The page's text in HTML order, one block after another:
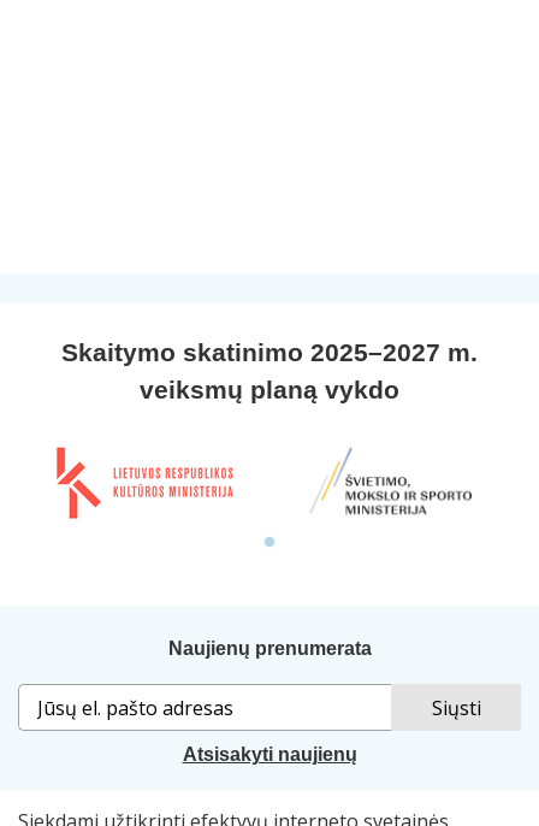
Skaitymo skatinimo 2025–2027 m.
veiksmų planą vykdo
Naujienų prenumerata
Atsisakyti naujienų